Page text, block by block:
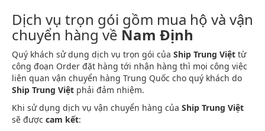
Dịch vụ trọn gói gồm mua hộ và vận
chuyển hàng về Nam Định
Quý khách sử dụng dịch vụ trọn gói của Ship Trung Việt từ
công đoạn Order đặt hàng tới nhận hàng thì mọi công việc
liên quan vận chuyển hàng Trung Quốc cho quý khách do
Ship Trung Việt phải đảm nhiệm.
Khi sử dụng dịch vụ vận chuyển hàng của Ship Trung Việt
sẽ được cam kết: